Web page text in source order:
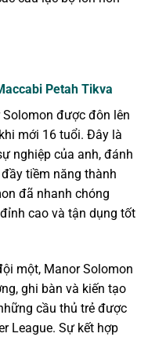
Petah Tikva
được đôn lên
mới 16 tuổi. Đây là
nghiệp của anh, đánh
tiềm năng thành
đã nhanh chóng
cao và tận dụng tốt
một, Manor Solomon
ghi bàn và kiến tạo
cầu thủ trẻ được
League. Sự kết hợp